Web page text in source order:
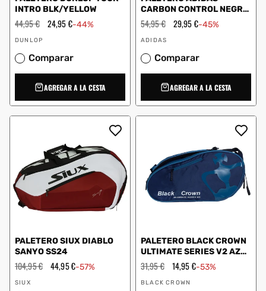
INTRO BLK/YELLOW
Precio
habitual
44,95 € Precio
24,95 €-44%
Proveedor:
DUNLOP
Comparar
AGREGAR A LA CESTA
CARBON CONTROL NEGRO
COBRE
Precio
habitual
54,95 € Precio
29,95 €-45%
Proveedor:
ADIDAS
Comparar
AGREGAR A LA CESTA
PALETERO SIUX DIABLO
SANYO SS24
Precio
habitual
104,95 € Precio
44,95 €-57%
Proveedor:
SIUX
PALETERO BLACK CROWN
ULTIMATE SERIES V2 AZUL
A001837.B43.1
Precio
habitual
31,95 € Precio
de
oferta
14,95 €-53%
Proveedor:
BLACK CROWN